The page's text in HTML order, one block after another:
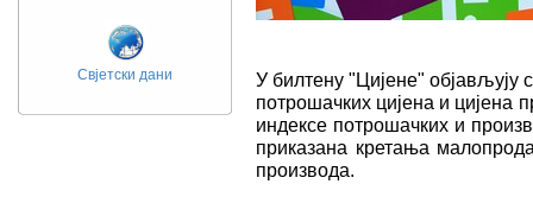
Свјетски дани
У билтену "Цијене" објављују
потрошачких цијена и цијена
индексе потрошачких и
приказана кретања
производа.